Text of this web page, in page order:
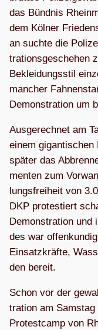
das Bünd­nis
dem Köl­ner
an suchte die
tra­ti­ons­ge­sche­hen
Beklei­dungs­stil
man­cher
Demons­tra­tion um
Aus­ge­rech­net am
einem gigan­ti­schen
spä­ter das
men­ten zum
lungs­frei­heit von
DKP pro­tes­tiert
Demons­tra­tion und
des war
Ein­satz­kräfte,
den bereit.
Schon vor der
tra­tion am
Pro­test­camp von